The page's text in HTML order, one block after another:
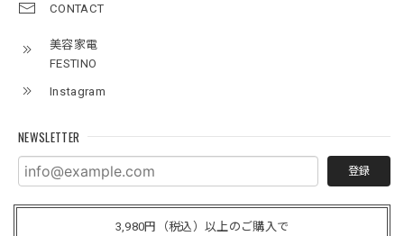
CONTACT
美容家電
FESTINO
Instagram
NEWSLETTER
登録
3,980円（税込）以上のご購入で